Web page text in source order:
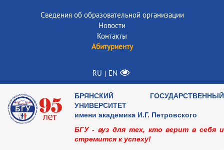
Сведения об образовательной организации
Новости
Контакты
Абитуриенту
RU | EN
БРЯНСКИЙ ГОСУДАРСТВЕННЫЙ
УНИВЕРСИТЕТ
имени академика И.Г. Петровского
БГУ - вуз для тех, кто верит в себя и
стремится к успеху!